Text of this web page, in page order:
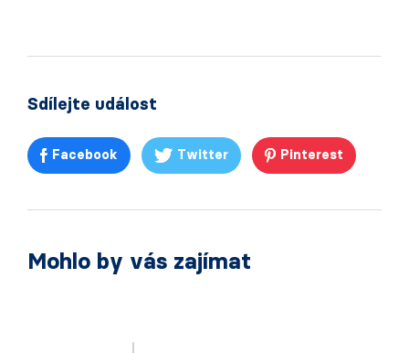
Sdílejte událost
Facebook Twitter Pinterest
Mohlo by vás zajímat